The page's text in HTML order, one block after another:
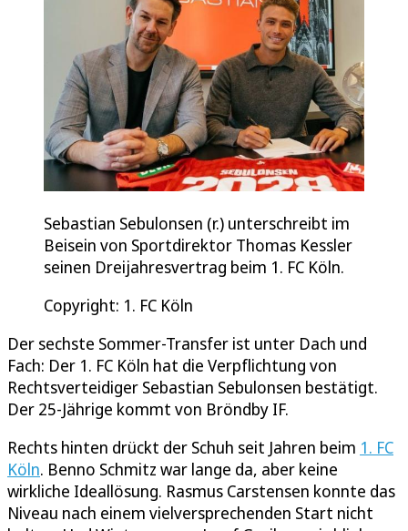
Sebastian Sebulonsen (r.) unterschreibt im
Beisein von Sportdirektor Thomas Kessler
seinen Dreijahresvertrag beim 1. FC Köln.
Copyright: 1. FC Köln
Der sechste Sommer-Transfer ist unter Dach und
Fach: Der 1. FC Köln hat die Verpflichtung von
Rechtsverteidiger Sebastian Sebulonsen bestätigt.
Der 25-Jährige kommt von Bröndby IF.
Rechts hinten drückt der Schuh seit Jahren beim 1. FC
Köln. Benno Schmitz war lange da, aber keine
wirkliche Ideallösung. Rasmus Carstensen konnte das
Niveau nach einem vielversprechenden Start nicht